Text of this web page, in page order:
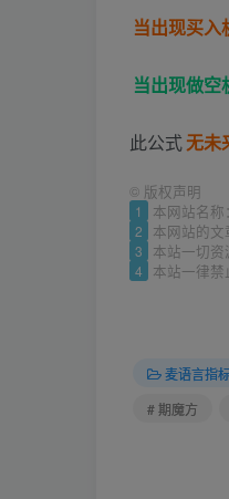
当出现买
当出现做
此公式无未
© 版权声明
1 本网站名
2 本网站的
3 本站一切
4
本站一律
麦语言指
# 期魔方